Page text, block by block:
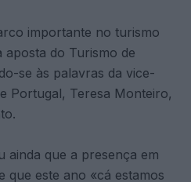
importante no turismo
aposta do Turismo de
se às palavras da vice-
Portugal, Teresa Monteiro,
ainda que a presença em
que este ano «cá estamos